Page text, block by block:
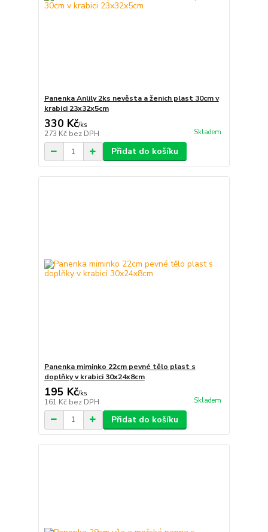
Panenka Anlily 2ks nevěsta a ženich plast 30cm v
krabici 23x32x5cm
330 Kč/ks
273 Kč bez DPH Skladem
Přidat do košíku
Panenka miminko 22cm pevné tělo plast s
doplňky v krabici 30x24x8cm
195 Kč/ks
161 Kč bez DPH Skladem
Přidat do košíku